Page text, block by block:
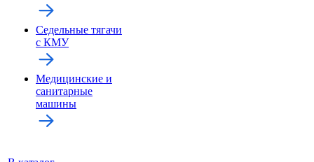
Седельные тягачи
с КМУ
Медицинские и
санитарные
машины